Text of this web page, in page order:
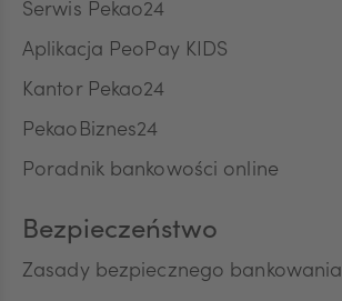
ZAR
Serwis Pekao24
Aplikacja PeoPay KIDS
Kantor Pekao24
PekaoBiznes24
Poradnik bankowości online
Bezpieczeństwo
Zasady bezpiecznego bankowania